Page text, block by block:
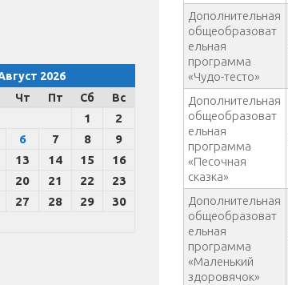
Дополнительная
общеобразоват
ельная
программа
«Чудо-тесто»
Дополнительная
общеобразоват
ельная
программа
«Песочная
сказка»
Дополнительная
общеобразоват
ельная
программа
«Маленький
здоровячок»
2026
Чт Пт Сб Вс
1
2
6 7 8
9
13 14 15
16
20 21 22
23
27 28 29
30